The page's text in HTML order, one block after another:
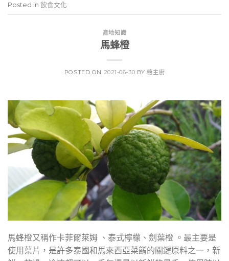
Posted in 飲食文化
產地知識
馬蜂橙
POSTED ON 2021-06-30 BY糖主廚
馬蜂橙又稱作卡菲爾萊姆 、泰式檸檬、劍葉橙 。最主要是
使用葉片，是許多泰國和馬來西亞菜餚的關鍵原料之一，新